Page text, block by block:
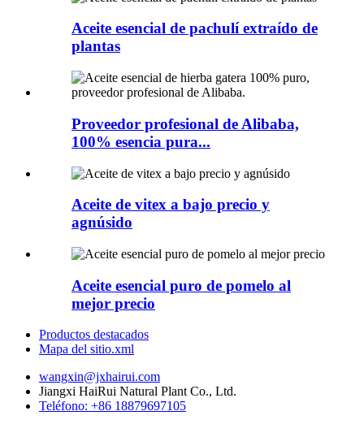
Aceite esencial de pachulí extraído de
plantas
Proveedor profesional de Alibaba,
100% esencia pura...
Aceite de vitex a bajo precio y
agnúsido
Aceite esencial puro de pomelo al
mejor precio
Productos destacados
Mapa del sitio.xml
wangxin@jxhairui.com
Jiangxi HaiRui Natural Plant Co., Ltd.
Teléfono: +86 18879697105